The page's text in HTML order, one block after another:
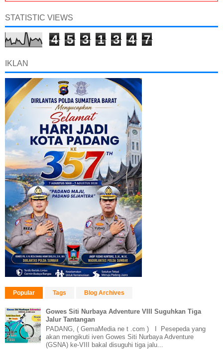
STATISTIC VIEWS
4 5 3 1 3 4 7
IKLAN
Popular Tags Blog Archives
Gowes Siti Nurbaya Adventure VIII Suguhkan Tiga
Jalur Tantangan
PADANG, ( GemaMedia ne t .com ) I Pesepeda yang
akan mengikuti iven Gowes Siti Nurbaya Adventure
(GSNA) ke-VIII bakal disuguhi tiga jalu...